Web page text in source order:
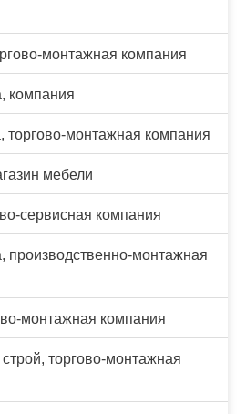
монтажная компания
компания
торгово-монтажная компания
мебели
сервисная компания
производственно-монтажная
монтажная компания
торгово-монтажная